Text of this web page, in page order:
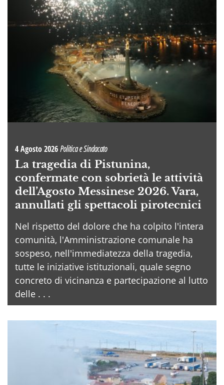
4 Agosto 2026Politica e Sindacato
La tragedia di Pistunina,
confermate con sobrietà le attività
dell’Agosto Messinese 2026. Vara,
annullati gli spettacoli pirotecnici
Nel rispetto del dolore che ha colpito l'intera
comunità, l'Amministrazione comunale ha
sospeso, nell'immediatezza della tragedia,
tutte le iniziative istituzionali, quale segno
concreto di vicinanza e partecipazione al lutto
delle . . .